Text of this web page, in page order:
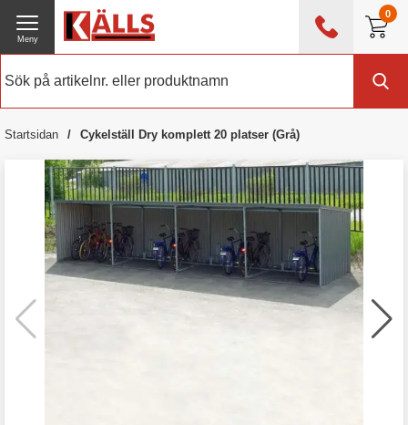
0
0476 - 214 80
Meny
Startsidan Cykelställ Dry komplett 20 platser (Grå)